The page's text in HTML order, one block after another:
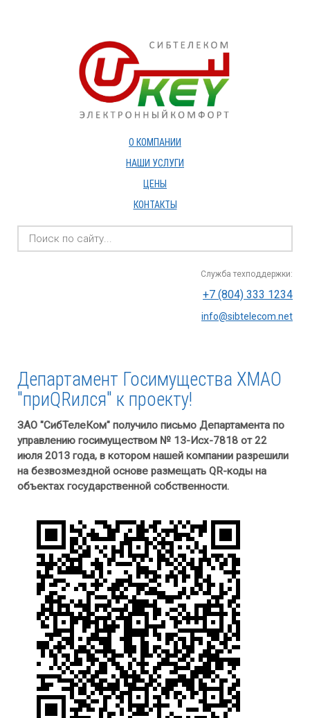
О КОМПАНИИ
НАШИ УСЛУГИ
ЦЕНЫ
КОНТАКТЫ
Служба техподдержки:
+7 (804) 333 1234
info@sibtelecom.net
Департамент Госимущества ХМАО
"приQRился" к проекту!
ЗАО "СибТелеКом" получило письмо Департамента по
управлению госимуществом № 13-Исх-7818 от 22
июля 2013 года, в котором нашей компании разрешили
на безвозмездной основе размещать QR-коды на
объектах государственной собственности.